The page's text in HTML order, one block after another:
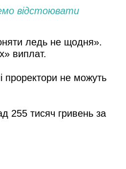
відстоювати
ледь не щодня».
виплат.
проректори не можуть
255 тисяч гривень за